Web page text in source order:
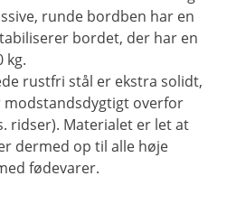
runde bordben har en
bordet, der har en
kg.
rustfri stål er ekstra solidt,
modstandsdygtigt overfor
ridser). Materialet er let at
dermed op til alle høje
fødevarer.